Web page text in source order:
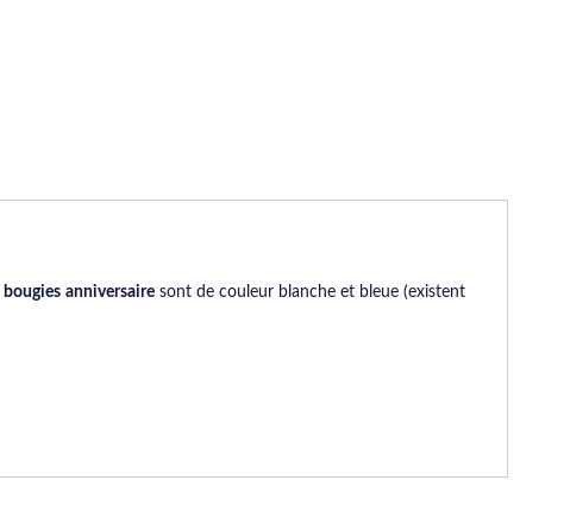
bougies anniversairesont de couleur blanche et bleue (existent